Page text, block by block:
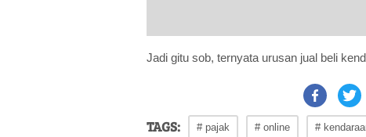
Jadi gitu sob, ternyata urusan jual beli
TAGS: # pajak # online #